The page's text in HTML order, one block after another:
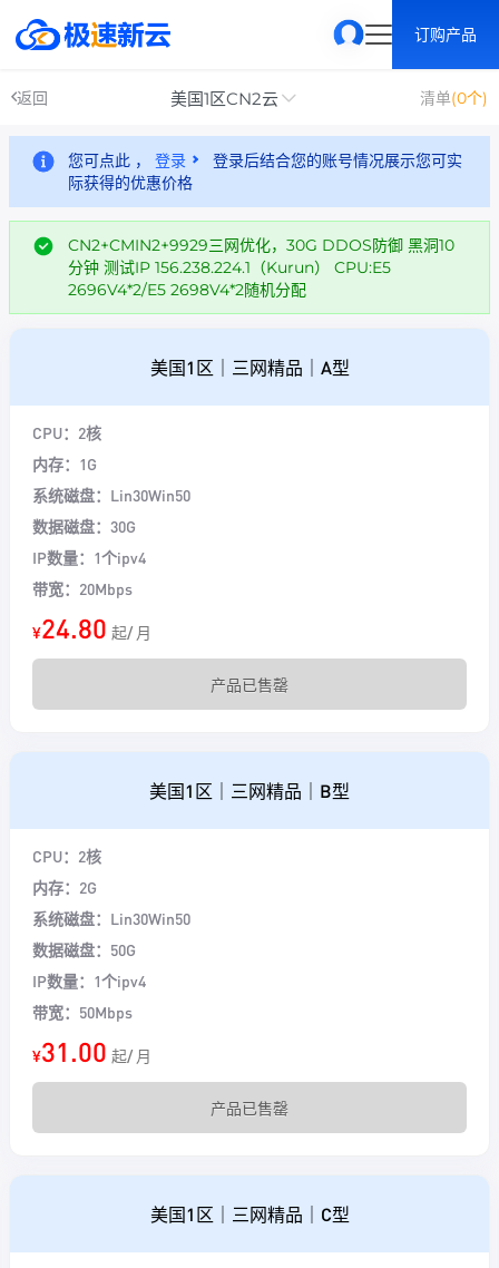
订购产品
返回 美国1区CN2云 清单(0个)
您可点此 ， 登录
登录后结合您的账号情况展示您可实
际获得的优惠价格
CN2+CMIN2+9929三网优化，30G DDOS防御 黑洞10
分钟 测试IP 156.238.224.1（Kurun） CPU:E5
2696V4*2/E5 2698V4*2随机分配
美国1区｜三网精品｜A型
CPU：2核
内存：1G
系统磁盘：Lin30Win50
数据磁盘：30G
IP数量：1个ipv4
带宽：20Mbps
¥24.80 起/ 月
产品已售罄
美国1区｜三网精品｜B型
CPU：2核
内存：2G
系统磁盘：Lin30Win50
数据磁盘：50G
IP数量：1个ipv4
带宽：50Mbps
¥31.00 起/ 月
产品已售罄
美国1区｜三网精品｜C型